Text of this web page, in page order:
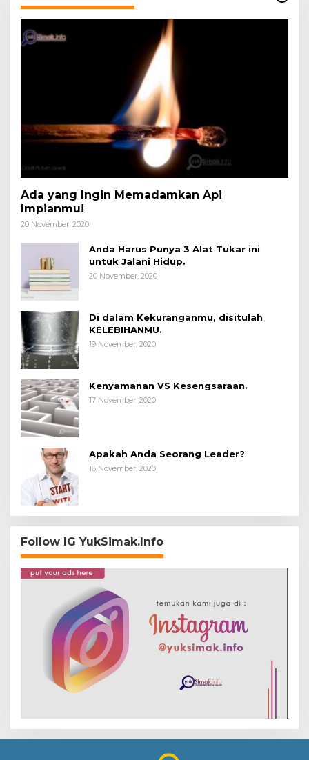
Ada yang Ingin Memadamkan Api
Impianmu!
20 November, 2020
Anda Harus Punya 3 Alat Tukar ini
untuk Jalani Hidup.
20 November, 2020
Di dalam Kekuranganmu, disitulah
KELEBIHANMU.
19 November, 2020
Kenyamanan VS Kesengsaraan.
17 November, 2020
Apakah Anda Seorang Leader?
16 November, 2020
Follow IG YukSimak.Info